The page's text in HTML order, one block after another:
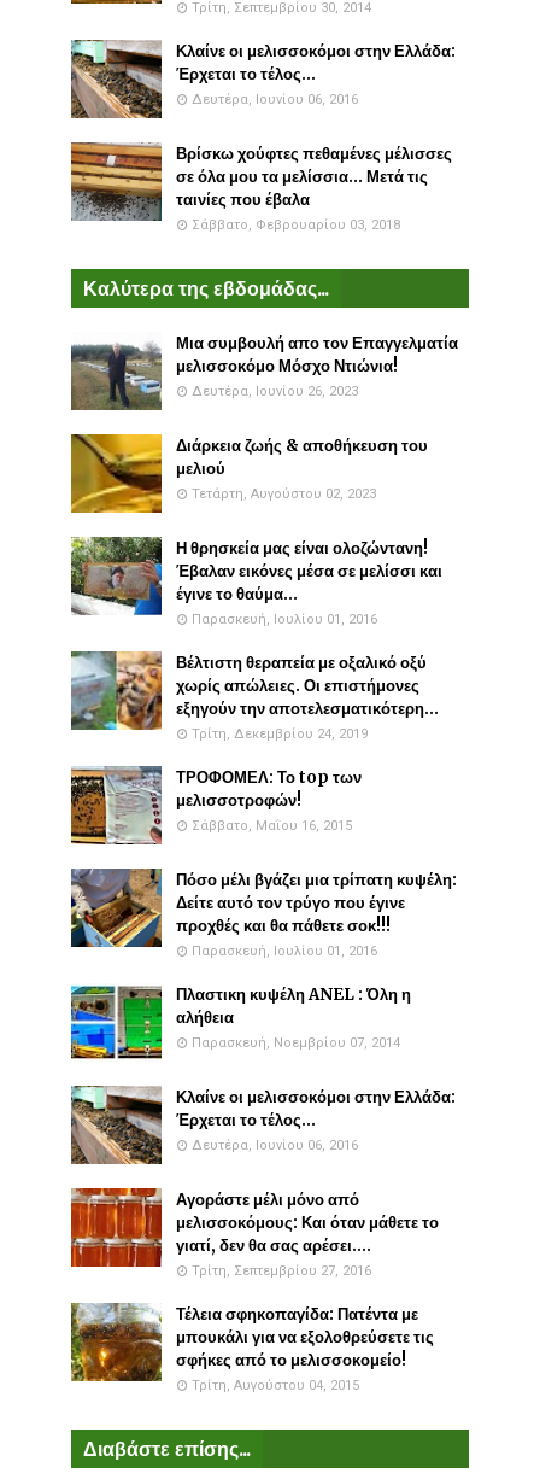
Τρίτη, Σεπτεμβρίου 30, 2014
Κλαίνε οι μελισσοκόμοι στην Ελλάδα:
Έρχεται το τέλος...
Δευτέρα, Ιουνίου 06, 2016
Βρίσκω χούφτες πεθαμένες μέλισσες
σε όλα μου τα μελίσσια... Μετά τις
ταινίες που έβαλα
Σάββατο, Φεβρουαρίου 03, 2018
Καλύτερα της εβδομάδας...
Μια συμβουλή απο τον Επαγγελματία
μελισσοκόμο Μόσχο Ντιώνια!
Δευτέρα, Ιουνίου 26, 2023
Διάρκεια ζωής & αποθήκευση του
μελιού
Τετάρτη, Αυγούστου 02, 2023
Η θρησκεία μας είναι ολοζώντανη!
Έβαλαν εικόνες μέσα σε μελίσσι και
έγινε το θαύμα...
Παρασκευή, Ιουλίου 01, 2016
Βέλτιστη θεραπεία με οξαλικό οξύ
χωρίς απώλειες. Οι επιστήμονες
εξηγούν την αποτελεσματικότερη...
Τρίτη, Δεκεμβρίου 24, 2019
ΤΡΟΦΟΜΕΛ: Το top των
μελισσοτροφών!
Σάββατο, Μαΐου 16, 2015
Πόσο μέλι βγάζει μια τρίπατη κυψέλη:
Δείτε αυτό τον τρύγο που έγινε
προχθές και θα πάθετε σοκ!!!
Παρασκευή, Ιουλίου 01, 2016
Πλαστικη κυψέλη ANEL : Όλη η
αλήθεια
Παρασκευή, Νοεμβρίου 07, 2014
Κλαίνε οι μελισσοκόμοι στην Ελλάδα:
Έρχεται το τέλος...
Δευτέρα, Ιουνίου 06, 2016
Αγοράστε μέλι μόνο από
μελισσοκόμους: Και όταν μάθετε το
γιατί, δεν θα σας αρέσει....
Τρίτη, Σεπτεμβρίου 27, 2016
Τέλεια σφηκοπαγίδα: Πατέντα με
μπουκάλι για να εξολοθρεύσετε τις
σφήκες από το μελισσοκομείο!
Τρίτη, Αυγούστου 04, 2015
Διαβάστε επίσης...